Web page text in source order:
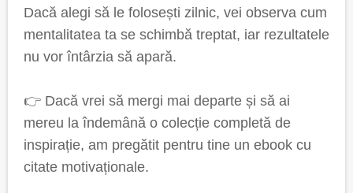
Dacă alegi să le folosești zilnic, vei observa cum
mentalitatea ta se schimbă treptat, iar rezultatele
nu vor întârzia să apară.
👉 Dacă vrei să mergi mai departe și să ai
mereu la îndemână o colecție completă de
inspirație, am pregătit pentru tine un ebook cu
citate motivaționale.